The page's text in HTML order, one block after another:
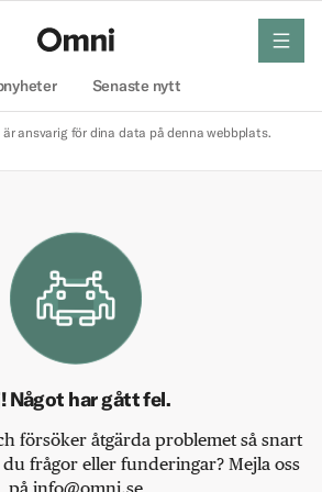
Senaste nytt
meny
ansvarig för dina data på denna webbplats.
Något har gått fel.
försöker åtgärda problemet så snart
frågor eller funderingar? Mejla oss